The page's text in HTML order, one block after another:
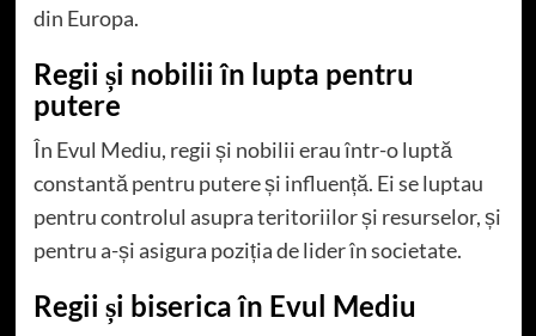
din Europa.
Regii și nobilii în lupta pentru
putere
În Evul Mediu, regii și nobilii erau într-o luptă
constantă pentru putere și influență. Ei se luptau
pentru controlul asupra teritoriilor și resurselor, și
pentru a-și asigura poziția de lider în societate.
Regii și biserica în Evul Mediu